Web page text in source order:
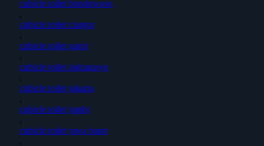
cubicle toilet bondowoso
,
cubicle toilet cianjur
,
cubicle toilet garut
,
cubicle toilet indramayu
,
cubicle toilet jakarta
,
cubicle toilet jambi
,
cubicle toilet jawa barat
,